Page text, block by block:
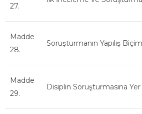
27.
Madde
28.
Soruşturmanın Yapılış
Madde
29.
Disiplin Soruşturmasına Yer